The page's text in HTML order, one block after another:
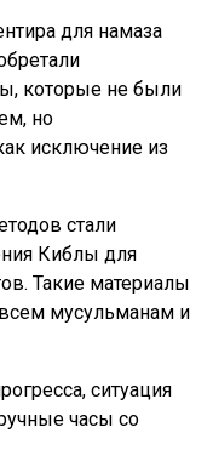
для намаза
которые не были
но
исключение из
стали
Киблы для
Такие материалы
мусульманам и
ситуация
часы со